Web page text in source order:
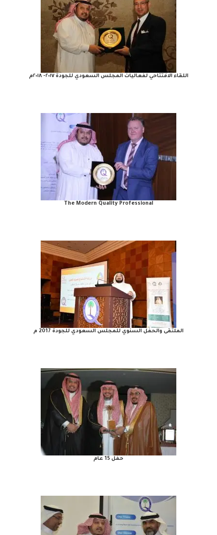
اللقاء الافتتاحي لفعاليات المجلس السعودي للجودة ٢٠١٧- ٢٠١٨م
The Modern Quality Professional
الملتقى والحفل السنوي للمجلس السعودي للجودة 2017 م
حفل 15 عام